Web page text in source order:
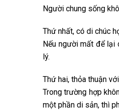
Người chung sống
Thứ nhất, có di chúc
Nếu người mất để lại
lý.
Thứ hai, thỏa thuận
Trong trường hợp
một phần di sản, thì